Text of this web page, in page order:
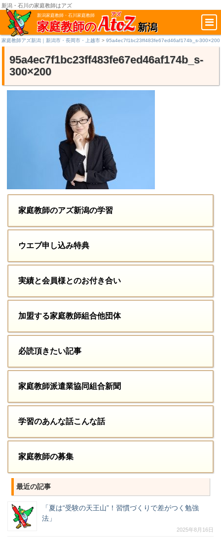
新潟家庭教師・石川家庭教師
家庭教師の
アズ
AtoZ 新潟
新潟・石川の家庭教師はアズ
家庭教師アズ新潟｜新潟市・長岡市・上越市> 95a4ec7f1bc23ff483fe67ed46af174b_s-300×200
95a4ec7f1bc23ff483fe67ed46af174b_s-
300×200
家庭教師のアズ新潟の学習
ウエブ申し込み特典
実績と会員様とのお付き合い
加盟する家庭教師組合他団体
必読頂きたい記事
家庭教師派遣業協同組合新聞
学習のあんな話こんな話
家庭教師の募集
最近の記事
「夏は“受験の天王山”！習慣づくりで差がつく勉強
法」
2025年8月16日